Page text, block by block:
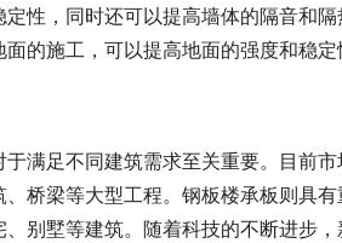
性，同时还可以提高墙体的隔音和
的施工，可以提高地面的强度和稳
满足不同建筑需求至关重要。目前
桥梁等大型工程。钢板楼承板则具
别墅等建筑。随着科技的不断进步